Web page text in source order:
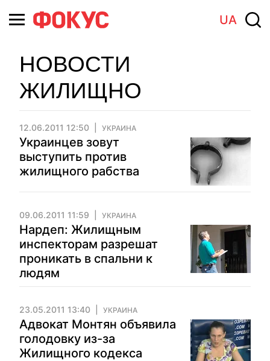
UA
НОВОСТИ
ЖИЛИЩНО
12.06.2011 12:50 УКРАИНА
Украинцев зовут
выступить против
жилищного рабства
09.06.2011 11:59 УКРАИНА
Нардеп: Жилищным
инспекторам разрешат
проникать в спальни к
людям
23.05.2011 13:40 УКРАИНА
Адвокат Монтян объявила
голодовку из-за
Жилищного кодекса